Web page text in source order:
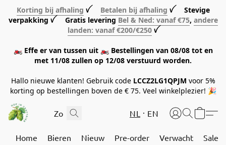
Korting bij afhaling ꪜ Betalen bij afhaling ꪜ Stevige
verpakking ꪜ Gratis levering Bel & Ned: vanaf €75, andere
landen: vanaf €200/€250 ꪜ
🏍️ Effe er van tussen uit 🏍️ Bestellingen van 08/08 tot en
met 11/08 zullen op 12/08 verstuurd worden.
Hallo nieuwe klanten! Gebruik code LCCZ2LG1QPJM voor 5%
korting op bestellingen boven de € 75. Veel winkelplezier! 🎉
NL EN
Home Bieren Nieuw Pre-order Verwacht Sale